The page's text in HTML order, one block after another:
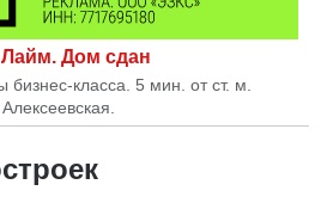
Дом сдан
бизнес-класса. 5 мин. от ст. м.
Алексеевская.